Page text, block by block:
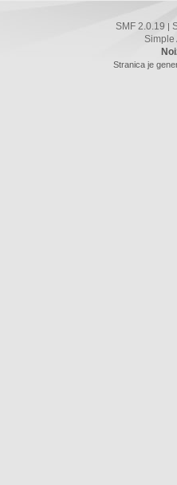
SMF 2.0.19 |
Simple
Stranica je